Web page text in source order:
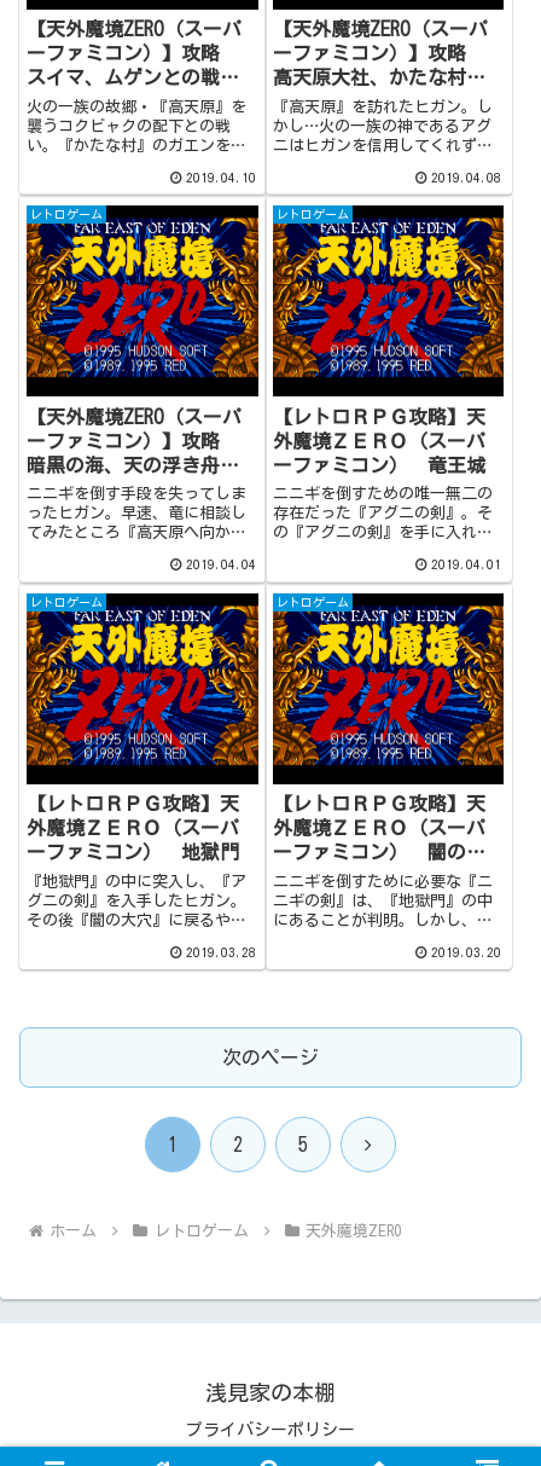
【天外魔境ZERO（スーパ
ーファミコン）】攻略
スイマ、ムゲンとの戦い
（#42）
火の一族の故郷・『高天原』を
襲うコクビャクの配下との戦
い。『かたな村』のガエンを倒
スイマと『かがみ村』のムゲン
の２体。両者を倒し一時の平穏
を取り戻すことができました
が、アグニのいる『高天原大
社』には、あのコクビャクが向
かっています。コクビャクを追
い、『高天原大社』に向かいま
しょう。
2019.04.10
【天外魔境ZERO（スーパ
ーファミコン）】攻略
高天原大社、かたな村、
ガエンとの戦い（#41）
『高天原』を訪れたヒガン。し
かし…火の一族の神であるアグ
ニはヒガンを信用してくれず、
と指示を出してきました。アグ
ニに信じてもらうには、行動あ
るのみ。『高天原』を襲うニニ
ギの配下達を倒すため、まずは
『むらくも洞』を経て『かたな
村』を目指します。
2019.04.08
レトロゲーム
【天外魔境ZERO（スーパ
ーファミコン）】攻略
暗黒の海、天の浮き舟
（#40）
ニニギを倒す手段を失ってしま
ったヒガン。早速、竜に相談し
てみたところ『高天原へ向か
天原』へ向かうには『天の浮き
舟』というものに乗らなければ
なりません。手がかりを知るテ
ンジンは、なぜか浮かない様
子。その背景には、600年前の火
の一族の事情が関係していたの
です。
2019.04.04
レトロゲーム
【レトロＲＰＧ攻略】天
外魔境ＺＥＲＯ（スーパ
ーファミコン） 竜王城
ニニギを倒すための唯一無二の
存在だった『アグニの剣』。そ
の『アグニの剣』を手に入れ、
ガンでしたが…ニニギには傷一
つ付けることができませんでし
た。絶体絶命のピンチに陥った
ヒガンでしたが、そんな窮地を
救ってくれたのはシラヌイでし
た。
2019.04.01
レトロゲーム
【レトロＲＰＧ攻略】天
外魔境ＺＥＲＯ（スーパ
ーファミコン） 地獄門
『地獄門』の中に突入し、『ア
グニの剣』を入手したヒガン。
その後『闇の大穴』に戻るや否
登場。ボス戦（１対１）に勝利
を手に、敵本拠地の攻略に着手
2019.03.28
レトロゲーム
【レトロＲＰＧ攻略】天
外魔境ＺＥＲＯ（スーパ
ーファミコン） 闇の大
穴
ニニギを倒すために必要な『ニ
ニギの剣』は、『地獄門』の中
にあることが判明。しかし、
って封印されており、容易にそ
大穴』へと向かいます。
2019.03.20
次のページ
1 2 5 次
ホーム レトロゲーム 天外魔境ZERO
浅見家の本棚
プライバシーポリシー